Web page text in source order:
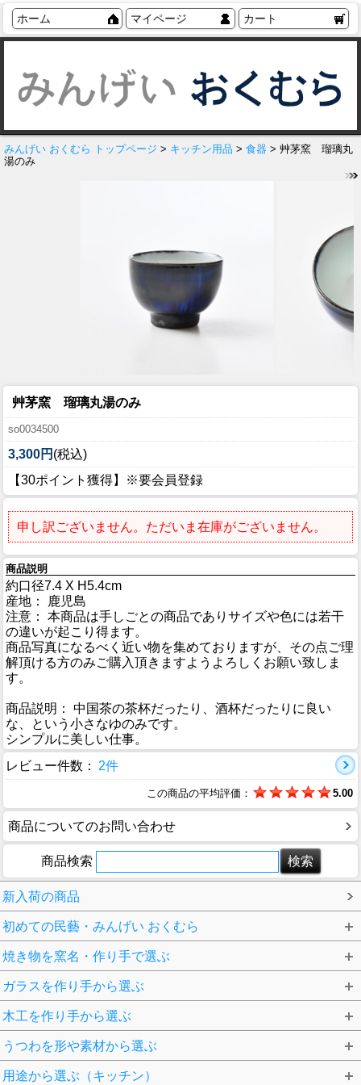
ホーム マイページ カート
みんげい おくむら トップページ > キッチン用品 > 食器 > 艸茅窯 瑠璃丸
湯のみ
艸茅窯 瑠璃丸湯のみ
so0034500
3,300円 (税込)
【30ポイント獲得】※要会員登録
申し訳ございません。ただいま在庫がございません。
商品説明
約口径7.4 X H5.4cm
産地： 鹿児島
注意： 本商品は手しごとの商品でありサイズや色には若干
の違いが起こり得ます。
商品写真になるべく近い物を集めておりますが、その点ご理
解頂ける方のみご購入頂きますようよろしくお願い致しま
す。
商品説明： 中国茶の茶杯だったり、酒杯だったりに良い
な、という小さなゆのみです。
シンプルに美しい仕事。
レビュー件数：
2件
この商品の平均評価： 5.00
商品についてのお問い合わせ
商品検索
新入荷の商品
初めての民藝・みんげい おくむら
焼き物を窯名・作り手で選ぶ
ガラスを作り手から選ぶ
木工を作り手から選ぶ
うつわを形や素材から選ぶ
用途から選ぶ（キッチン）